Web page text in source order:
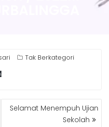
Tak Berkategori
Selamat Menempuh Ujian
Sekolah